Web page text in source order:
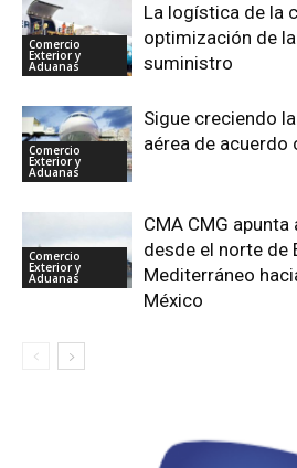
Comercio
Exterior y
Aduanas
La logística de la
optimización de
suministro
Comercio
Exterior y
Aduanas
Sigue creciendo
aérea de acuerdo
Comercio
Exterior y
Aduanas
CMA CMG
desde el norte de
Mediterráneo
México